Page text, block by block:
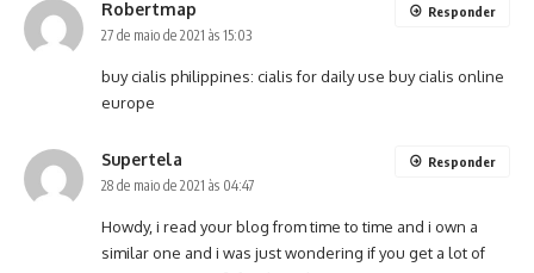
Robertmap
27 de maio de 2021 às 15:03
buy cialis philippines: cialis for daily use buy cialis online
europe
Responder
Supertela
28 de maio de 2021 às 04:47
Howdy, i read your blog from time to time and i own a
similar one and i was just wondering if you get a lot of
Responder